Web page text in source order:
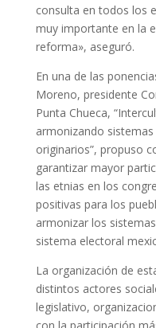
consulta en todos los
muy importante en la
reforma», aseguró.
En una de las
Moreno, presidente
Punta Chueca,
armonizando
originarios”, propuso
garantizar mayor
las etnias en los
positivas para los
armonizar los
sistema electoral
La organización de
distintos actores
legislativo,